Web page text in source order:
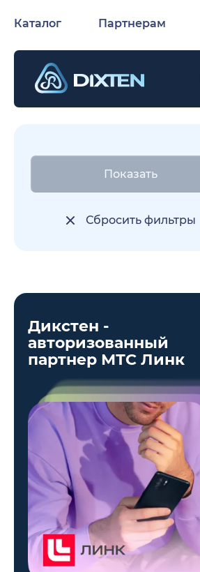
Каталог Партнерам
Показать
Сбросить фильтры
Дикстен -
авторизованный
партнер МТС Линк